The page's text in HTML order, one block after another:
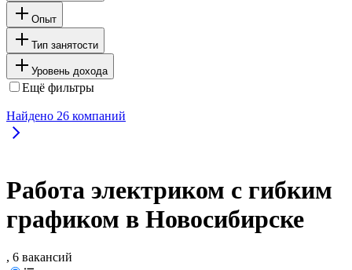
Опыт
Тип занятости
Уровень дохода
Ещё фильтры
Найдено 26 компаний
Работа электриком с гибким
графиком в Новосибирске
, 6 вакансий